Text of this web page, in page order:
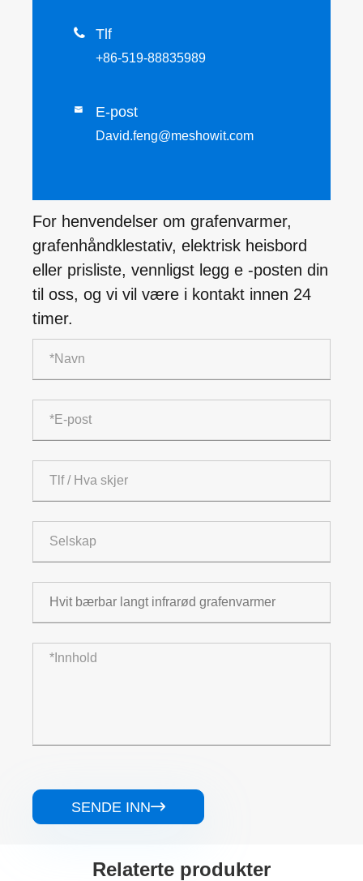
 Tlf
+86-519-88835989
 E-post
David.feng@meshowit.com
For henvendelser om grafenvarmer,
grafenhåndklestativ, elektrisk heisbord
eller prisliste, vennligst legg e -posten din
til oss, og vi vil være i kontakt innen 24
timer.
SENDE INN
Relaterte produkter